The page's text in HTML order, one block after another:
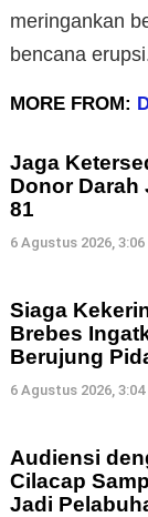
meringankan
bencana
MORE FROM:
Jaga
Donor Darah
81
6 Agustus 2026,
Siaga
Brebes
Berujung
6 Agustus 2026,
Audiensi
Cilacap
Jadi